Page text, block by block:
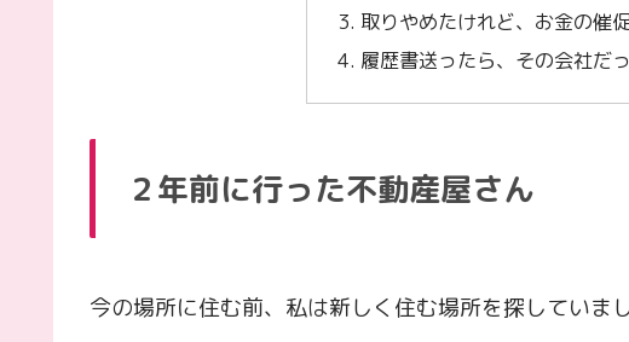
取りやめたけれど、お金の催
履歴書送ったら、その会社だ
２年前に行った不動産屋さん
今の場所に住む前、私は新しく住む場所を探していまし